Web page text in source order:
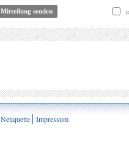
Netiquette Impressum